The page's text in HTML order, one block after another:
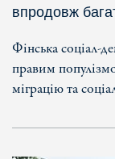
впродовж
Фінська соціал-
правим
міграцію та